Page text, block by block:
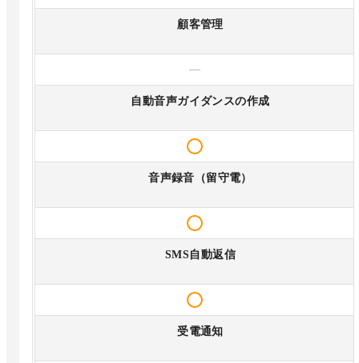
顧客管理
—
自動音声ガイダンスの作成
音声録音（留守電）
SMS自動返信
受電通知